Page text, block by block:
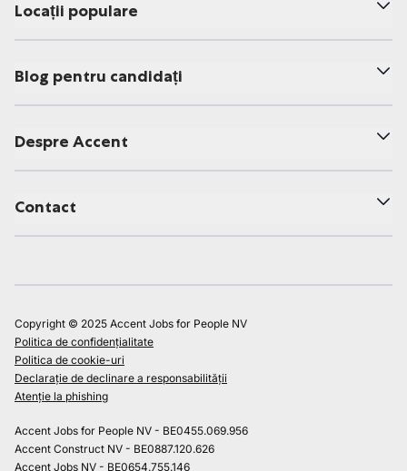
Locații populare
Blog pentru candidați
Despre Accent
Contact
Copyright © 2025 Accent Jobs for People NV
Politica de confidențialitate
Politica de cookie-uri
Declarație de declinare a responsabilității
Atenție la phishing
Accent Jobs for People NV - BE0455.069.956
Accent Construct NV - BE0887.120.626
Accent Jobs NV - BE0654.755.146